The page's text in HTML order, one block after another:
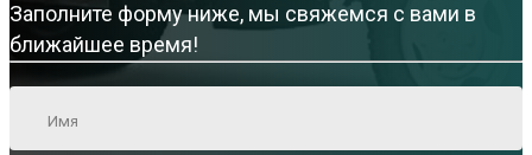
Заполните форму ниже, мы свяжемся с вами в
ближайшее время!